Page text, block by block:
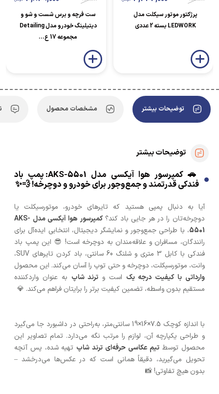
پرژکتور موتور سیکلت مدل
LEDWORK بسته 2 عددی
ست فرچه و برس شست و شو و
دیتیلینگ خودرو مدل Detailing
مجموعه 17 ع...
توضیحات بیشتر مشخصات محصول
توضیحات بیشتر
🚗 کمپرسور هوا آیکسی مدل AKS-5501: پمپ باد
فندکی قدرتمند و جمع‌وجور برای خودرو و دوچرخه! 💨✨
آیا به دنبال پمپی هستید که تایرهای خودرو، موتورسیکلت یا
دوچرخه‌تان را در هر جایی باد کند؟
کمپرسور هوا آیکسی مدل AKS-
5501، با طراحی جمع‌وجور و نمایشگر دیجیتال، انتخابی ایده‌آل برای
رانندگان، مسافران و علاقه‌مندان به دوچرخه است! 😎 این پمپ باد
فندکی با کابل 3 متری و شلنگ 60 سانتی، باد کردن تایرهای SUV،
وانت، موتورسیکلت، دوچرخه و حتی توپ را آسان می‌کند. این محصول
وارداتی با کیفیت درجه یک است و ترند شاپ به عنوان واردکننده
مستقیم بدون واسطه، تضمین کیفیت برتر را برایتان فراهم می‌کند. 💎
با اندازه کوچک 7.5×16×19 سانتی‌متر، به‌راحتی در داشبورد جا می‌گیرد
و طراحی یکپارچه آن، لوازم را مرتب نگه می‌دارد. تمام تصاویر این
محصول توسط تیم عکاسی حرفه‌ای ترند شاپ تهیه شده، پس آنچه
تحویل می‌گیرید، دقیقاً همانی است که در عکس‌ها می‌درخشد –
بدون هیچ تفاوتی! 📸